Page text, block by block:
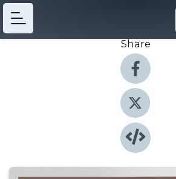
Share